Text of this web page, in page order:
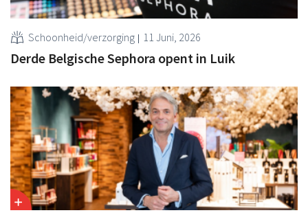
Schoonheid/verzorging 11 Juni, 2026
Derde Belgische Sephora opent in Luik